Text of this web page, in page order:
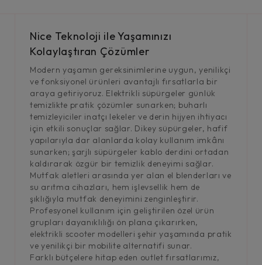
Nice Teknoloji ile Yaşamınızı
Kolaylaştıran Çözümler
Modern yaşamın gereksinimlerine uygun, yenilikçi
ve fonksiyonel ürünleri avantajlı fırsatlarla bir
araya getiriyoruz. Elektrikli süpürgeler günlük
temizlikte pratik çözümler sunarken; buharlı
temizleyiciler inatçı lekeler ve derin hijyen ihtiyacı
için etkili sonuçlar sağlar. Dikey süpürgeler, hafif
yapılarıyla dar alanlarda kolay kullanım imkânı
sunarken; şarjlı süpürgeler kablo derdini ortadan
kaldırarak özgür bir temizlik deneyimi sağlar.
Mutfak aletleri arasında yer alan el blenderları ve
su arıtma cihazları, hem işlevsellik hem de
şıklığıyla mutfak deneyimini zenginleştirir.
Profesyonel kullanım için geliştirilen özel ürün
grupları dayanıklılığı ön plana çıkarırken,
elektrikli scooter modelleri şehir yaşamında pratik
ve yenilikçi bir mobilite alternatifi sunar.
Farklı bütçelere hitap eden outlet fırsatlarımız,